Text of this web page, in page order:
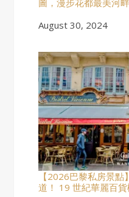
Date
August 30, 2024
【2026巴黎私房景
道！ 19 世紀華麗百貨